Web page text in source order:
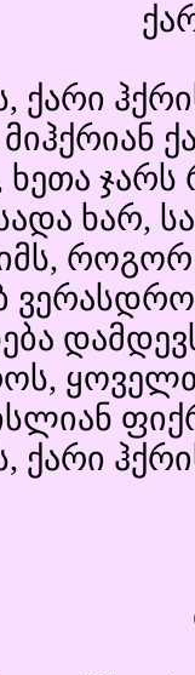
ქარი
ხეთა
ხარ,
ქარი